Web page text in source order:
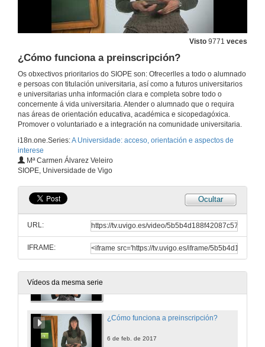
Visto 9771 veces
¿Cómo funciona a preinscripción?
Os obxectivos prioritarios do SIOPE son: Ofrecerlles a todo o alumnado
e persoas con titulación universitaria, así como a futuros universitarios
e universitarias unha información clara e completa sobre todo o
concernente á vida universitaria. Atender o alumnado que o requira
nas áreas de orientación educativa, académica e sicopedagóxica.
Promover o voluntariado e a integración na comunidade universitaria.
i18n.one.Series:A Universidade: acceso, orientación e aspectos de
interese
Mª Carmen Álvarez Veleiro
SIOPE, Universidade de Vigo
Ocultar
URL:
IFRAME:
Vídeos da mesma serie
6 de feb. de 2017
Recursos web para fp
6 de feb. de 2017
Cómo calculo mi nota de admisión
6 de feb. de 2017
Como elixir titulación?
6 de feb. de 2017
¿Cómo funciona a preinscripción?
6 de feb. de 2017